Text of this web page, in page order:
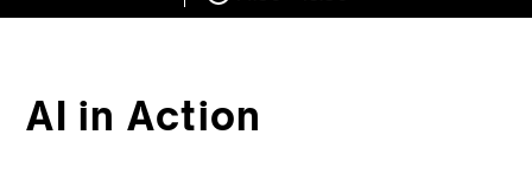
AI in Action